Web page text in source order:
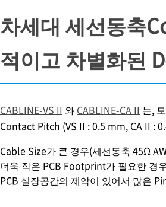
차세대 세선동축
적이고 차별화된
CABLINE-VS II 와 CABLINE-CA II 는,
Contact Pitch (VS II : 0.5 mm, CA II :
Cable Size가 큰 경우(세선동축 45Ω
더욱 작은 PCB Footprint가 필요한 경
PCB 실장공간의 제약이 있어서 많은